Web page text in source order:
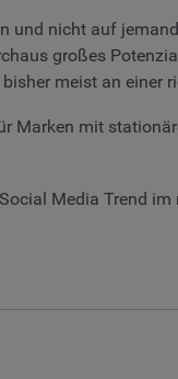
und nicht auf
großes
meist an einer
Marken mit
Media Trend